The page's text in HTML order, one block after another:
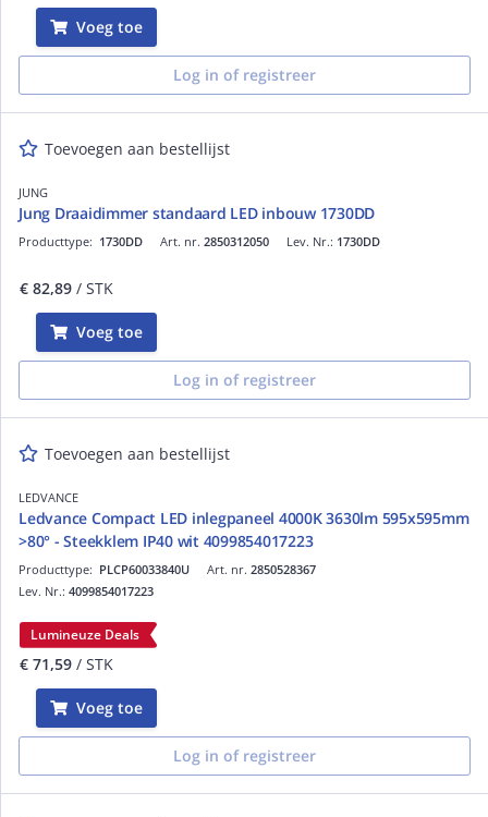
Voeg toe
Log in of registreer
Toevoegen aan bestellijst
JUNG
Jung Draaidimmer standaard LED inbouw 1730DD
Art. nr. 2850312050
Producttype: 1730DD Lev. Nr.: 1730DD
€ 82,89 / STK
Voeg toe
Log in of registreer
Toevoegen aan bestellijst
LEDVANCE
Ledvance Compact LED inlegpaneel 4000K 3630lm 595x595mm
>80° - Steekklem IP40 wit 4099854017223
Art. nr. 2850528367
Producttype: PLCP60033840U
Lev. Nr.: 4099854017223
Lumineuze Deals
€ 71,59 / STK
Voeg toe
Log in of registreer